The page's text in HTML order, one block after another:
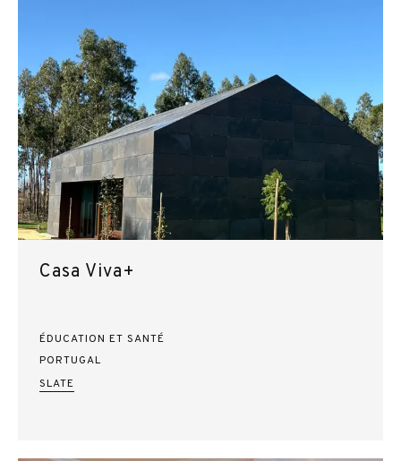
Casa Viva+
ÉDUCATION ET SANTÉ
PORTUGAL
SLATE